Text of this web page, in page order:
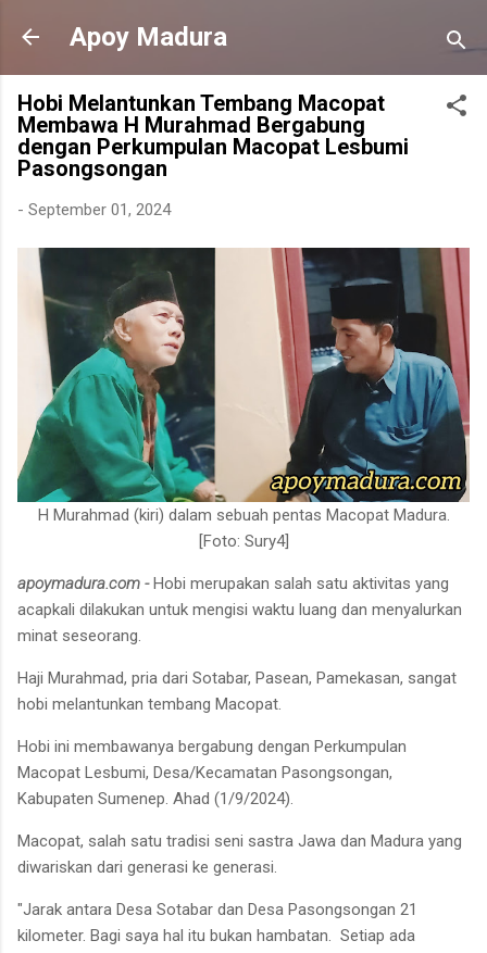
Langsung ke konten utama
Apoy Madura
Hobi Melantunkan Tembang Macopat
Membawa H Murahmad Bergabung
dengan Perkumpulan Macopat Lesbumi
Pasongsongan
- September 01, 2024
H Murahmad (kiri) dalam sebuah pentas Macopat Madura.
[Foto: Sury4]
apoymadura.com -Hobi merupakan salah satu aktivitas yang
acapkali dilakukan untuk mengisi waktu luang dan menyalurkan
minat seseorang.
Haji Murahmad, pria dari Sotabar, Pasean, Pamekasan, sangat
hobi melantunkan tembang Macopat.
Hobi ini membawanya bergabung dengan Perkumpulan
Macopat Lesbumi, Desa/Kecamatan Pasongsongan,
Kabupaten Sumenep. Ahad (1/9/2024).
Macopat, salah satu tradisi seni sastra Jawa dan Madura yang
diwariskan dari generasi ke generasi.
"Jarak antara Desa Sotabar dan Desa Pasongsongan 21
kilometer. Bagi saya hal itu bukan hambatan. Setiap ada